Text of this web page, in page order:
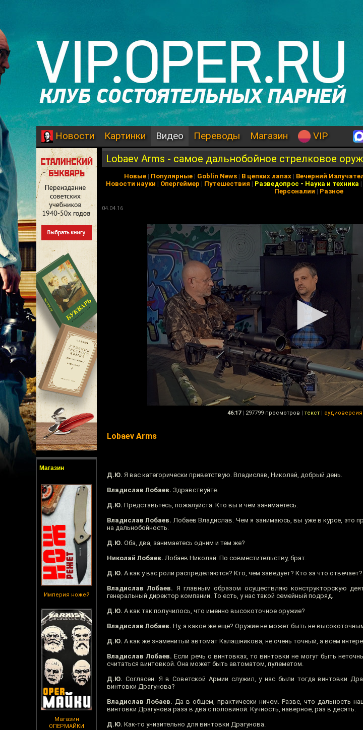
Новости Картинки Видео Переводы Магазин VIP
Магазин
Империя ножей
Магазин
ОПЕРМАЙКИ
Lobaev Arms - самое дальнобойное стрелковое
Новые | Популярные | Goblin News | В цепких лапах | Вечерний
Новости науки | Опергеймер | Путешествия | Разведопрос - Наука и техника |
Персоналии | Разное
04.04.16
46:17 | 297799 просмотров | текст | аудиоверсия
Lobaev Arms
Д.Ю. Я вас категорически приветствую. Владислав, Николай, добрый день.
Владислав Лобаев. Здравствуйте.
Д.Ю. Представьтесь, пожалуйста. Кто вы и чем занимаетесь.
Владислав Лобаев. Лобаев Владислав. Чем я занимаюсь, вы уже в курсе, это
на дальнобойность.
Д.Ю. Оба, два, занимаетесь одним и тем же?
Николай Лобаев. Лобаев Николай. По совместительству, брат.
Д.Ю. А как у вас роли распределяются? Кто, чем заведует? Кто за что отвечает?
Владислав Лобаев. Я главным образом осуществляю конструкторскую
генеральный директор компании. То есть, у нас такой семейный подряд.
Д.Ю. А как так получилось, что именно высокоточное оружие?
Владислав Лобаев. Ну, а какое же еще? Оружие не может быть не
Д.Ю. А как же знаменитый автомат Калашникова, не очень точный, а всем
Владислав Лобаев. Если речь о винтовках, то винтовки не могут быть
считаться винтовкой. Она может быть автоматом, пулеметом.
Д.Ю. Согласен. Я в Советской Армии служил, у нас были тогда винтовки
винтовки Драгунова?
Владислав Лобаев. Да в общем, практически ничем. Разве, что дальность
винтовки Драгунова раза в два с половиной. Кучность, наверное, раз в десять.
Д.Ю. Как-то унизительно для винтовки Драгунова.